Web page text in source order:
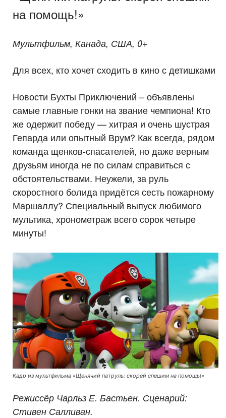
на помощь!»
Мультфильм, Канада, США, 0+
Для всех, кто хочет сходить в кино с детишками
Новости Бухты Приключений – объявлены
самые главные гонки на звание чемпиона! Кто
же одержит победу — хитрая и очень шустрая
Гепарда или опытный Врум? Как всегда, рядом
команда щенков-спасателей, но даже верным
друзьям иногда не по силам справиться с
обстоятельствами. Неужели, за руль
скоростного болида придётся сесть пожарному
Маршаллу? Специальный выпуск любимого
мультика, хронометраж всего сорок четыре
минуты!
Кадр из мультфильма «Щенячий патруль: скорей спешим на помощь!»
Режиссёр Чарльз Е. Бастьен. Сценарий:
Стивен Салливан.